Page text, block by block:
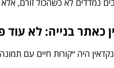
נמדדים לא כשהכול זורם,
כאתר בנייה: לא
היה ״קורות חיים עם